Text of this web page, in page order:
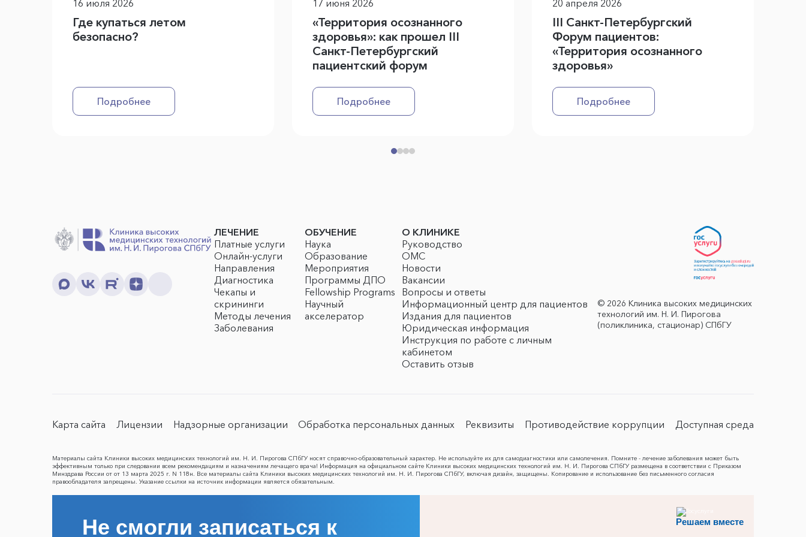
16 июля 2026
Где купаться летом
безопасно?
Подробнее
17 июня 2026
«Территория осознанного
здоровья»: как прошел III
Санкт-Петербургский
пациентский форум
Подробнее
20 апреля 2026
III Санкт-Петербургский
Форум пациентов:
«Территория осознанного
здоровья»
Подробнее
ЛЕЧЕНИЕ
Платные услуги
Онлайн-услуги
Направления
Диагностика
Чекапы и
скрининги
Методы лечения
Заболевания
ОБУЧЕНИЕ
Наука
Образование
Мероприятия
Программы ДПО
Fellowship Programs
Научный
акселератор
О КЛИНИКЕ
Руководство
ОМС
Новости
Вакансии
Вопросы и ответы
Информационный центр для пациентов
Издания для пациентов
Юридическая информация
Инструкция по работе с личным
кабинетом
Оставить отзыв
© 2026 Клиника высоких медицинских
технологий им. Н. И. Пирогова
(поликлиника, стационар) СПбГУ
Карта сайта Лицензии Надзорные организации Обработка персональных данных Реквизиты Противодействие коррупции Доступная среда
Материалы сайта Клиники высоких медицинских технологий им. Н. И. Пирогова СПбГУ носят справочно-образовательный характер. Не используйте их для самодиагностики или самолечения. Помните - лечение заболевания может быть
эффективным только при следовании всем рекомендациям и назначениям лечащего врача! Информация на официальном сайте Клиники высоких медицинских технологий им. Н. И. Пирогова СПбГУ размещена в соответствии с Приказом
Минздрава России от от 13 марта 2025 г. N 118н. Все материалы сайта Клиники высоких медицинских технологий им. Н. И. Пирогова СПбГУ, включая дизайн, защищены. Копирование и использование без письменного согласия
правообладателя запрещены. Указание ссылки на источник информации является обязательным.
Решаем вместе
Не смогли записаться к